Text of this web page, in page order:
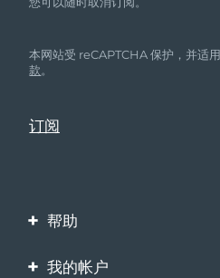
本网站受 reCAPTCHA 保护，并适
款。
帮助
联系我们
我的帐户